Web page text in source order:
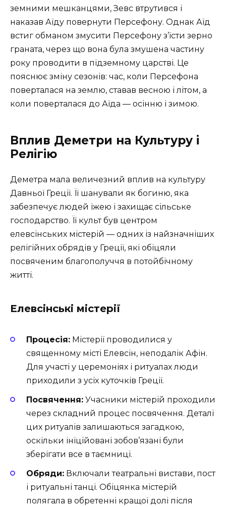
земними мешканцями, Зевс втрутився і
наказав Аїду повернути Персефону. Однак Аїд
встиг обманом змусити Персефону з’їсти зерно
граната, через що вона була змушена частину
року проводити в підземному царстві. Це
пояснює зміну сезонів: час, коли Персефона
поверталася на землю, ставав весною і літом, а
коли поверталася до Аїда — осінню і зимою.
Вплив Деметри на Культуру і
Релігію
Деметра мала величезний вплив на культуру
Давньої Греції. Її шанували як богиню, яка
забезпечує людей їжею і захищає сільське
господарство. Її культ був центром
елевсінських містерій — одних із найзначніших
релігійних обрядів у Греції, які обіцяли
посвяченим благополуччя в потойбічному
житті.
Елевсінські містерії
Процесія: Містерії проводилися у
священному місті Елевсін, неподалік Афін.
Для участі у церемоніях і ритуалах люди
приходили з усіх куточків Греції.
Посвячення: Учасники містерій проходили
через складний процес посвячення. Деталі
цих ритуалів залишаються загадкою,
оскільки ініційовані зобов’язані були
зберігати все в таємниці.
Обряди: Включали театральні вистави, пост
і ритуальні танці. Обіцянка містерій
полягала в обретенні кращої долі після